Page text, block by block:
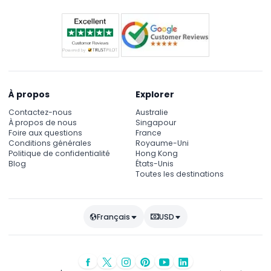
À propos
Contactez-nous
À propos de nous
Foire aux questions
Conditions générales
Politique de confidentialité
Blog
Explorer
Australie
Singapour
France
Royaume-Uni
Hong Kong
États-Unis
Toutes les destinations
Français USD